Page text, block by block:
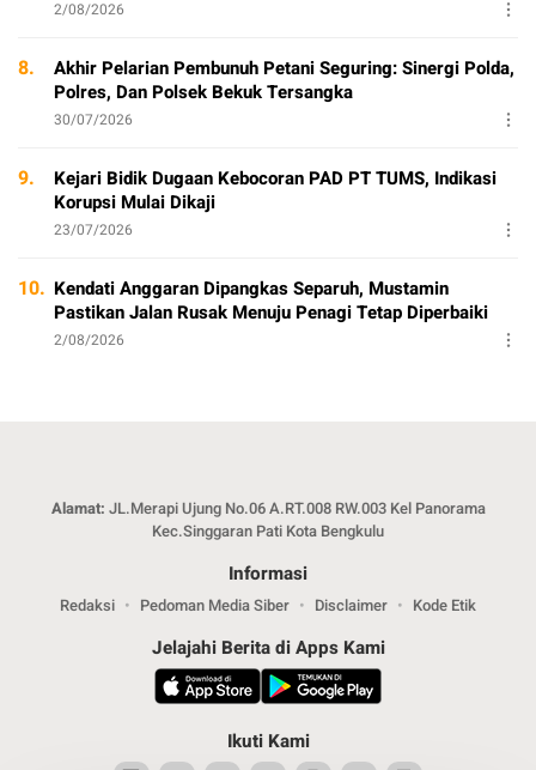
2/08/2026
8.
Akhir Pelarian Pembunuh Petani Seguring: Sinergi Polda,
Polres, Dan Polsek Bekuk Tersangka
30/07/2026
9.
Kejari Bidik Dugaan Kebocoran PAD PT TUMS, Indikasi
Korupsi Mulai Dikaji
23/07/2026
10. Kendati Anggaran Dipangkas Separuh, Mustamin
Pastikan Jalan Rusak Menuju Penagi Tetap Diperbaiki
2/08/2026
Alamat: JL.Merapi Ujung No.06 A.RT.008 RW.003 Kel Panorama
Kec.Singgaran Pati Kota Bengkulu
Informasi
Redaksi Pedoman Media Siber Disclaimer Kode Etik
Jelajahi Berita di Apps Kami
Ikuti Kami